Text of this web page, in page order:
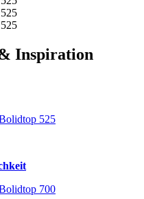
Inspiration